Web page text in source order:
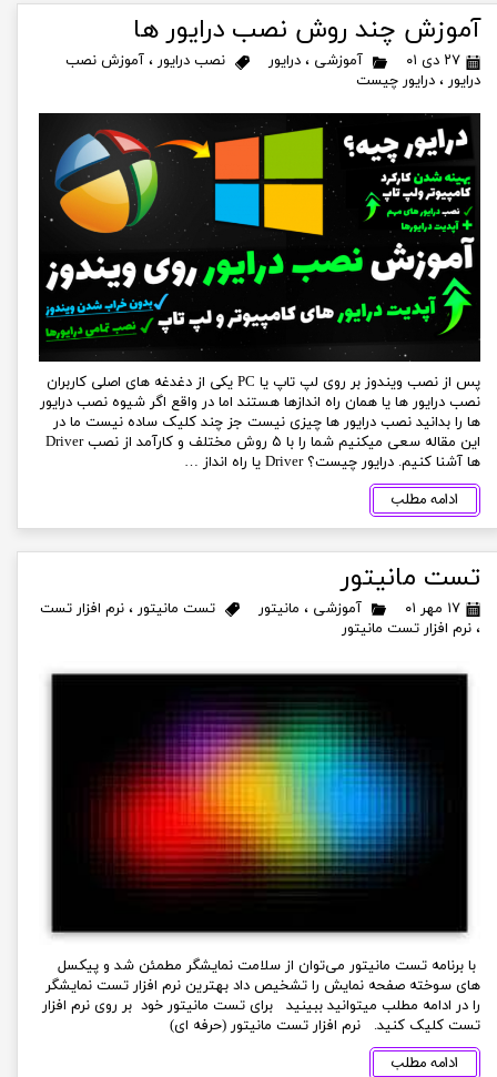
آموزش چند روش نصب درایور ها
۲۷ دی ۰۱ آموزشی ، درایور نصب درایور ، آموزش نصب
درایور ، درایور چیست
پس از نصب ویندوز بر روی لپ تاپ یا PC یکی از دغدغه های اصلی کاربران
نصب درایور ها یا همان راه انداز‌ها هستند اما در واقع اگر شیوه نصب درایور
ها را بدانید نصب درایور ها چیزی نیست جز چند کلیک ساده نیست ما در
این مقاله سعی میکنیم شما را با ۵ روش مختلف و کارآمد از نصب Driver
ها آشنا کنیم. درایور چیست؟ Driver یا راه انداز …
ادامه مطلب
تست مانیتور
۱۷ مهر ۰۱ آموزشی ، مانیتور تست مانیتور ، نرم افزار تست
، نرم افزار تست مانیتور
با برنامه تست مانیتور می‌توان از سلامت نمایشگر مطمئن شد و پیکسل
های سوخته صفحه نمایش را تشخیص داد بهترین نرم افزار تست نمایشگر
را در ادامه مطلب میتوانید ببینید برای تست مانیتور خود بر روی نرم افزار
تست کلیک کنید. نرم افزار تست مانیتور (حرفه ای)
ادامه مطلب